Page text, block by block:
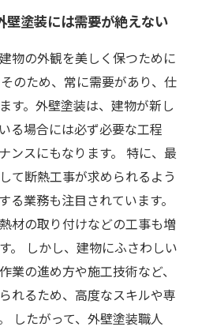
壁塗装には需要が絶えない
物の外観を美しく保つために
のため、常に需要があり、仕
す。外壁塗装は、建物が新し
る場合には必ず必要な工程
ンスにもなります。 特に、最
て断熱工事が求められるよう
る業務も注目されています。
材の取り付けなどの工事も増
。 しかし、建物にふさわしい
業の進め方や施工技術など、
れるため、高度なスキルや専
したがって、外壁塗装職人